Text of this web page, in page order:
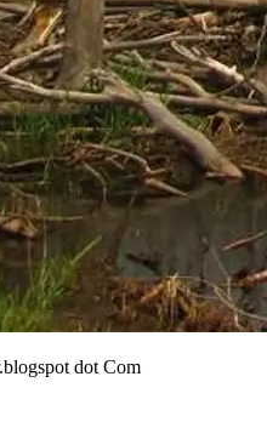
dot Com